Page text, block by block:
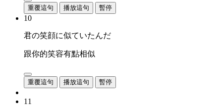
重覆這句 播放這句 暫停
10
君の笑顔に似ていたんだ
跟你的笑容有點相似
重覆這句 播放這句 暫停
11